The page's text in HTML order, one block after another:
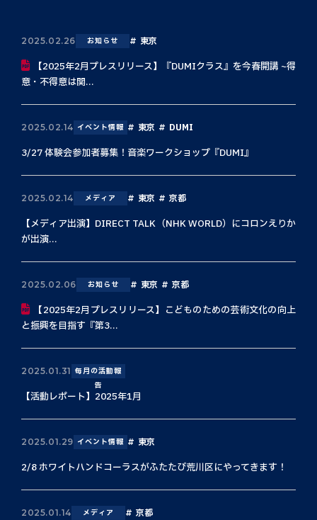
2025.02.26 お知らせ 東京
【2025年2月プレスリリース】『DUMIクラス』を今春開講 ~得
意・不得意は関...
2025.02.14 イベント情報 東京 DUMI
3/27 体験会参加者募集！音楽ワークショップ『DUMI』
2025.02.14 メディア 東京 京都
【メディア出演】DIRECT TALK（NHK WORLD）にコロンえりか
が出演...
2025.02.06 お知らせ 東京 京都
【2025年2月プレスリリース】こどものための芸術文化の向上
と振興を目指す『第3...
2025.01.31 毎月の活動報
告
【活動レポート】2025年1月
2025.01.29 イベント情報 東京
2/8 ホワイトハンドコーラスがふたたび荒川区にやってきます！
2025.01.14 メディア 京都